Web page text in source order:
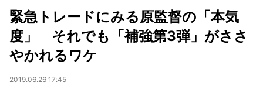
緊急トレードにみる原監督の「本気
度」 それでも「補強第3弾」がささ
やかれるワケ
2019.06.26 17:45